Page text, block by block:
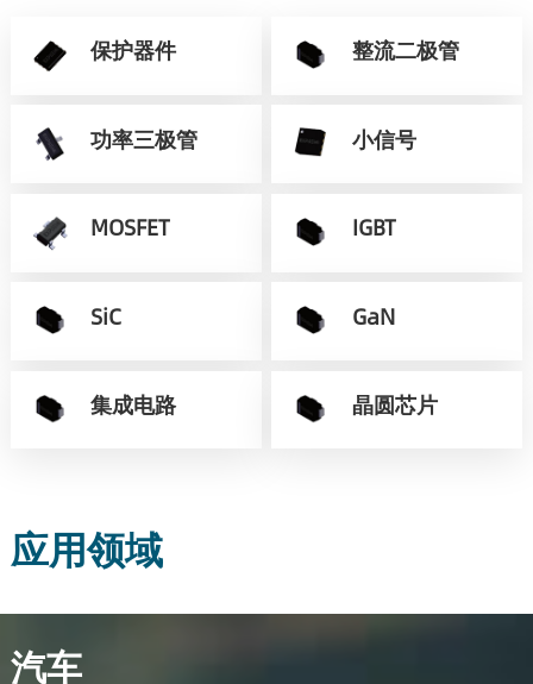
保护器件 整流二极管
功率三极管 小信号
MOSFET IGBT
SiC GaN
集成电路 晶圆芯片
应用领域
汽车